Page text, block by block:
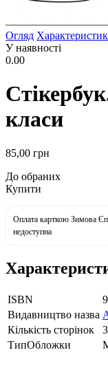
Огляд
У наявності
0.00
класи
85,00 грн
До обраних
Купити
Оплата карткою Зимова
недоступна
ISBN
Видавництво назва
Кількість сторінок
ТипОбложки